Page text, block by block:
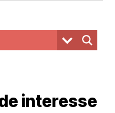
interesse